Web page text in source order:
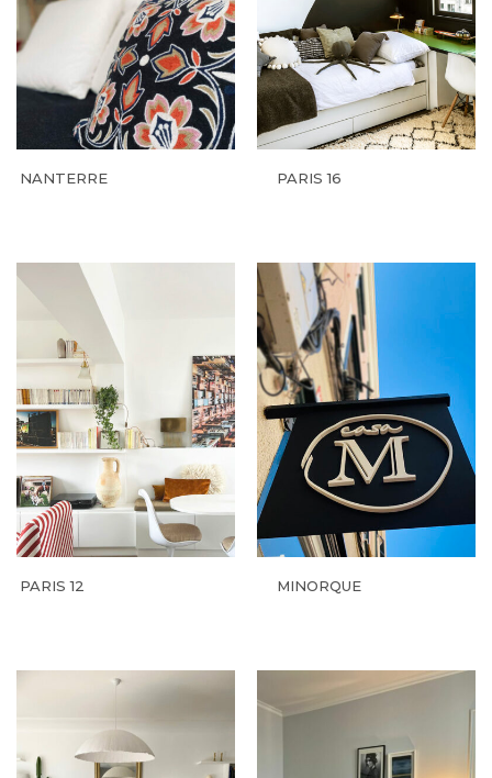
NANTERRE PARIS 16
PARIS 12 MINORQUE